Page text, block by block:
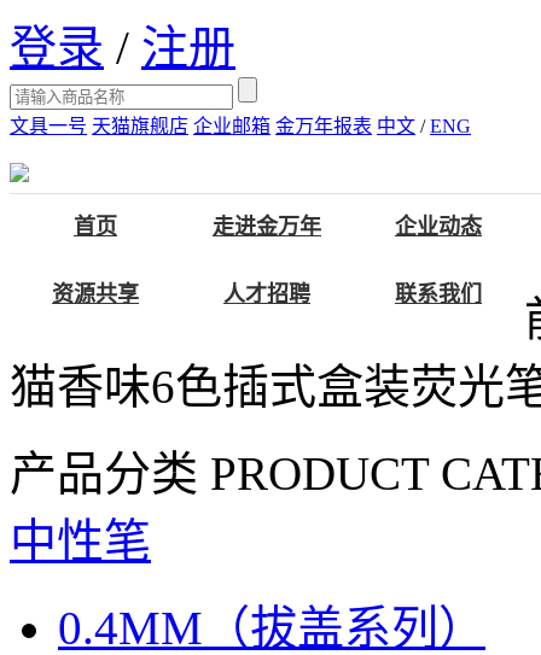
登录 / 注册
文具一号 天猫旗舰店 企业邮箱 金万年报表 中文 / ENG
首页 走进金万年 企业动态
资源共享 人才招聘 联系我们
猫香味6色插式盒装荧光
产品分类 PRODUCT
中性笔
0.4MM（拔盖系列）